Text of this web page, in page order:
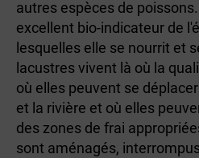
autres espèces de
excellent bio-indicateur de
lesquelles elle se nourrit et
lacustres vivent là où la
où elles peuvent se
et la rivière et où elles
des zones de frai
sont aménagés,